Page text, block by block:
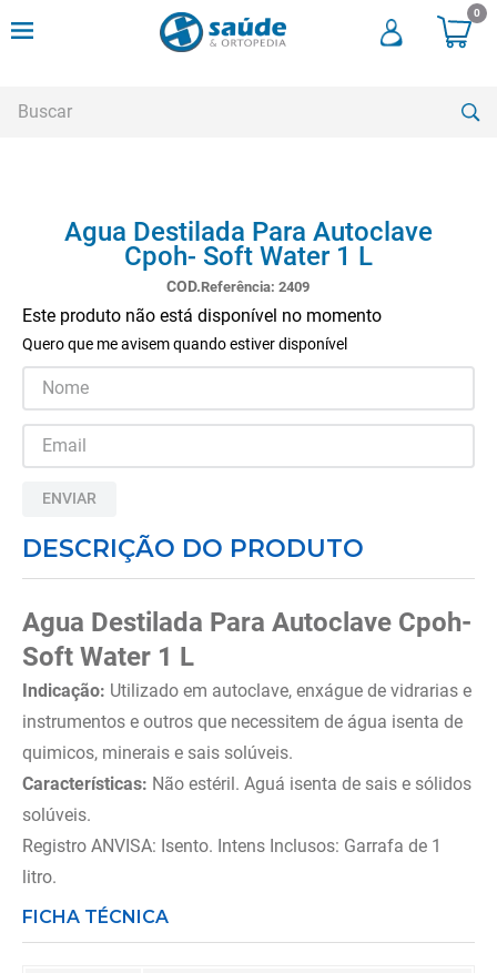
0
Agua Destilada Para Autoclave
Cpoh- Soft Water 1 L
Referência: 2409
Este produto não está disponível no momento
Quero que me avisem quando estiver disponível
ENVIAR
DESCRIÇÃO DO PRODUTO
Agua Destilada Para Autoclave Cpoh-
Soft Water 1 L
Indicação: Utilizado em autoclave, enxágue de vidrarias e
instrumentos e outros que necessitem de água isenta de
quimicos, minerais e sais solúveis.
Características: Não estéril. Aguá isenta de sais e sólidos
solúveis.
Registro ANVISA: Isento. Intens Inclusos: Garrafa de 1
litro.
FICHA TÉCNICA
andadores
meia compressao
3º
cadeira rodas
4º
cadeira higienica
tipoia
6º
muleta
7º
munique
almofadas
9º
imobilizador joelho
10º ortese polegar punho